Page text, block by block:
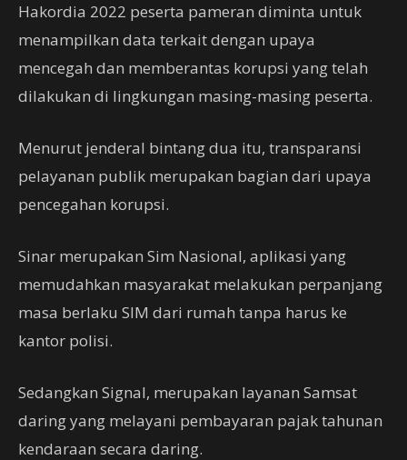
Hakordia 2022 peserta pameran diminta untuk
menampilkan data terkait dengan upaya
mencegah dan memberantas korupsi yang telah
dilakukan di lingkungan masing-masing peserta.
Menurut jenderal bintang dua itu, transparansi
pelayanan publik merupakan bagian dari upaya
pencegahan korupsi.
Sinar merupakan Sim Nasional, aplikasi yang
memudahkan masyarakat melakukan perpanjang
masa berlaku SIM dari rumah tanpa harus ke
kantor polisi.
Sedangkan Signal, merupakan layanan Samsat
daring yang melayani pembayaran pajak tahunan
kendaraan secara daring.